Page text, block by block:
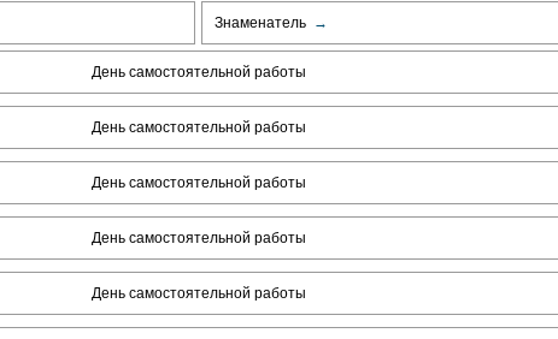
Знаменатель →
День самостоятельной работы
День самостоятельной работы
День самостоятельной работы
День самостоятельной работы
День самостоятельной работы